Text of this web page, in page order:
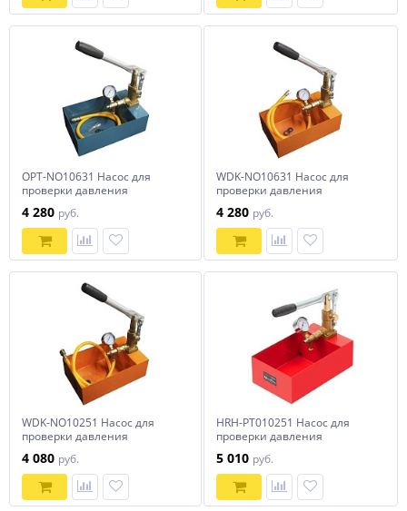
OPT-NO10631 Насос для
проверки давления
OPTIMUS
4 280 руб.
WDK-NO10631 Насос для
проверки давления
4 280 руб.
WDK-NO10251 Насос для
проверки давления
4 080 руб.
HRH-PT010251 Насос для
проверки давления
5 010 руб.